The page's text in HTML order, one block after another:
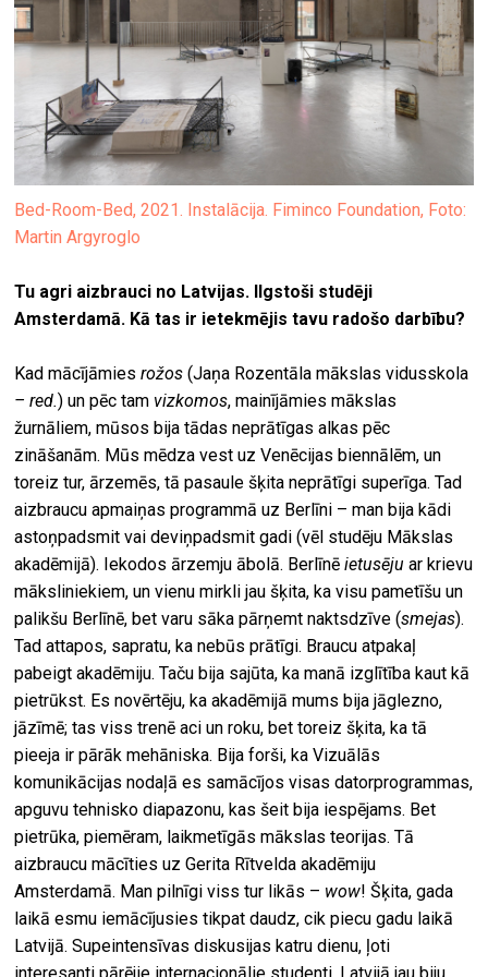
Bed-Room-Bed, 2021. Instalācija. Fiminco Foundation, Foto:
Martin Argyroglo
Tu agri aizbrauci no Latvijas. Ilgstoši studēji
Amsterdamā. Kā tas ir ietekmējis tavu radošo darbību?
Kad mācījāmiesrožos(Jaņa Rozentāla mākslas vidusskola
– red.) un pēc tam vizkomos, mainījāmies mākslas
žurnāliem, mūsos bija tādas neprātīgas alkas pēc
zināšanām. Mūs mēdza vest uz Venēcijas biennālēm, un
toreiz tur, ārzemēs, tā pasaule šķita neprātīgi superīga. Tad
aizbraucu apmaiņas programmā uz Berlīni – man bija kādi
astoņpadsmit vai deviņpadsmit gadi (vēl studēju Mākslas
akadēmijā). Iekodos ārzemju ābolā. Berlīnēietusēju ar krievu
māksliniekiem, un vienu mirkli jau šķita, ka visu pametīšu un
palikšu Berlīnē, bet varu sāka pārņemt naktsdzīve (smejas).
Tad attapos, sapratu, ka nebūs prātīgi. Braucu atpakaļ
pabeigt akadēmiju. Taču bija sajūta, ka manā izglītība kaut kā
pietrūkst. Es novērtēju, ka akadēmijā mums bija jāglezno,
jāzīmē; tas viss trenē aci un roku, bet toreiz šķita, ka tā
pieeja ir pārāk mehāniska. Bija forši, ka Vizuālās
komunikācijas nodaļā es samācījos visas datorprogrammas,
apguvu tehnisko diapazonu, kas šeit bija iespējams. Bet
pietrūka, piemēram, laikmetīgās mākslas teorijas. Tā
aizbraucu mācīties uz Gerita Rītvelda akadēmiju
Amsterdamā. Man pilnīgi viss tur likās – wow! Šķita, gada
laikā esmu iemācījusies tikpat daudz, cik piecu gadu laikā
Latvijā. Supeintensīvas diskusijas katru dienu, ļoti
interesanti pārējie internacionālie studenti. Latvijā jau biju